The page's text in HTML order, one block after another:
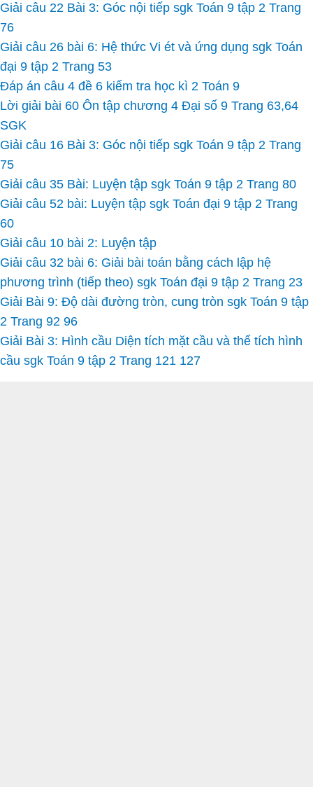
Giải câu 22 Bài 3: Góc nội tiếp sgk Toán 9 tập 2 Trang
76
Giải câu 26 bài 6: Hệ thức Vi ét và ứng dụng sgk Toán
đại 9 tập 2 Trang 53
Đáp án câu 4 đề 6 kiểm tra học kì 2 Toán 9
Lời giải bài 60 Ôn tập chương 4 Đại số 9 Trang 63,64
SGK
Giải câu 16 Bài 3: Góc nội tiếp sgk Toán 9 tập 2 Trang
75
Giải câu 35 Bài: Luyện tập sgk Toán 9 tập 2 Trang 80
Giải câu 52 bài: Luyện tập sgk Toán đại 9 tập 2 Trang
60
Giải câu 10 bài 2: Luyện tập
Giải câu 32 bài 6: Giải bài toán bằng cách lập hệ
phương trình (tiếp theo) sgk Toán đại 9 tập 2 Trang 23
Giải Bài 9: Độ dài đường tròn, cung tròn sgk Toán 9 tập
2 Trang 92 96
Giải Bài 3: Hình cầu Diện tích mặt cầu và thể tích hình
cầu sgk Toán 9 tập 2 Trang 121 127